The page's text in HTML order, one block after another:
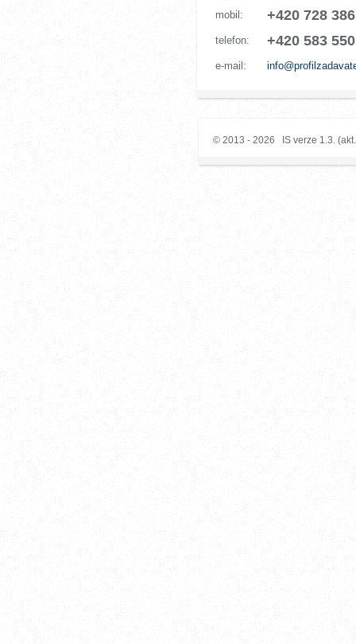
mobil:
+420 728
telefon: +420 583
e-mail:
© 2013 - 2026 IS verze 1.3.